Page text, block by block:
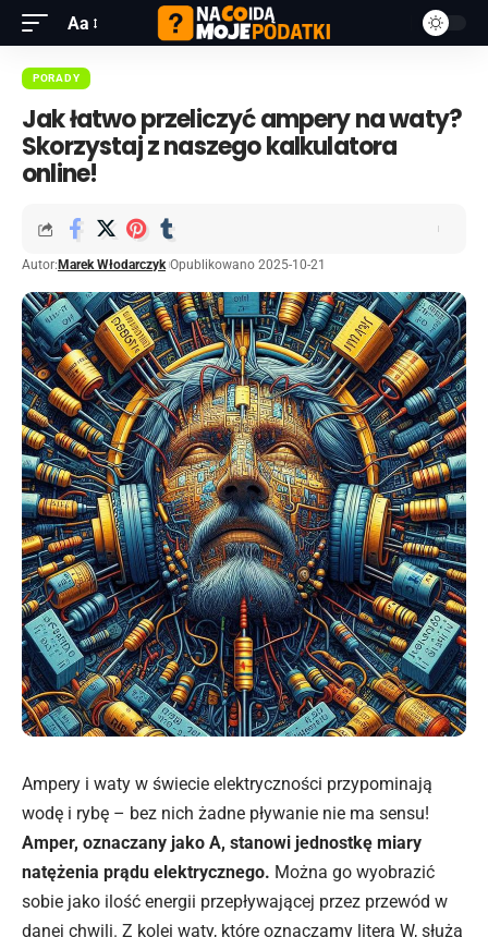
Aa
PORADY
Jak łatwo przeliczyć ampery na waty?
Skorzystaj z naszego kalkulatora
online!
Autor: Marek Włodarczyk Opublikowano 2025-10-21
Ampery i waty w świecie elektryczności przypominają
wodę i rybę – bez nich żadne pływanie nie ma sensu!
Amper, oznaczany jako A, stanowi jednostkę miary
natężenia prądu elektrycznego. Można go wyobrazić
sobie jako ilość energii przepływającej przez przewód w
danej chwili. Z kolei waty, które oznaczamy literą W, służą